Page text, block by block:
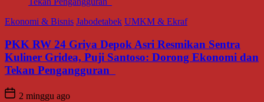
Ekonomi & Bisnis Jabodetabek UMKM & Ekraf
PKK RW 24 Griya Depok Asri Resmikan Sentra
Kuliner Gridea, Puji Santoso: Dorong Ekonomi dan
Tekan Pengangguran
2 minggu ago